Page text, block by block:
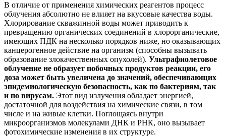
В отличие от применения химических реагентов процесс
облучения абсолютно не влияет на вкусовые качества воды.
Хлорирование скважинной воды может приводить к
превращению органических соединений в хлорорганические,
имеющих ПДК на несколько порядков ниже, но оказывающих
канцерогенное действие на организм (способны вызывать
образование злокачественных опухолей). Ультрафиолетовое
облучение не образует побочных продуктов реакции, его
доза может быть увеличена до значений, обеспечивающих
эпидемиологическую безопасность, как по бактериям, так
и по вирусам. Этот вид излучения обладает энергией,
достаточной для воздействия на химические связи, в том
числе и на живые клетки. Поглощаясь внутри
микроорганизмов молекулами ДНК и РНК, оно вызывает
фотохимические изменения в их структуре.